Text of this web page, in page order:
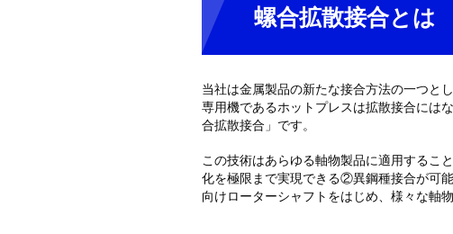
螺合拡散接合とは
当社は金属製品の新たな接合方法の一つと
専用機であるホットプレスは拡散接合には
合拡散接合」です。
この技術はあらゆる軸物製品に適用するこ
化を極限まで実現できる②異鋼種接合が可
向けローターシャフトをはじめ、様々な軸